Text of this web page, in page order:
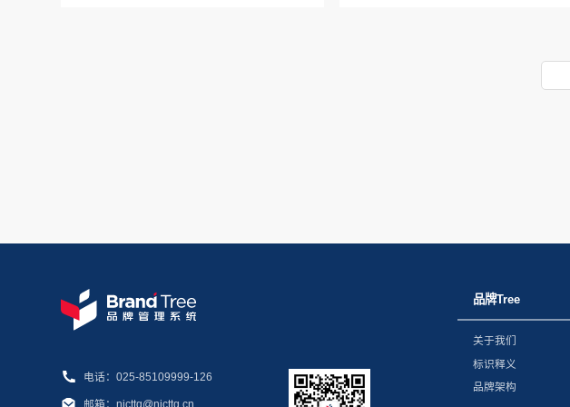
电话：025-85109999-126
邮箱：njcttq@njcttq.cn
品牌Tree
关于我们
标识释义
品牌架构